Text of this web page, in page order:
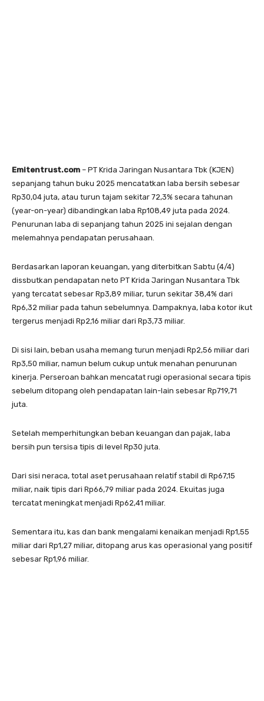
Emitentrust.com – PT Krida Jaringan Nusantara Tbk (KJEN)
sepanjang tahun buku 2025 mencatatkan laba bersih sebesar
Rp30,04 juta, atau turun tajam sekitar 72,3% secara tahunan
(year-on-year) dibandingkan laba Rp108,49 juta pada 2024.
Penurunan laba di sepanjang tahun 2025 ini sejalan dengan
melemahnya pendapatan perusahaan.
Berdasarkan laporan keuangan, yang diterbitkan Sabtu (4/4)
dissbutkan pendapatan neto PT Krida Jaringan Nusantara Tbk
yang tercatat sebesar Rp3,89 miliar, turun sekitar 38,4% dari
Rp6,32 miliar pada tahun sebelumnya. Dampaknya, laba kotor ikut
tergerus menjadi Rp2,16 miliar dari Rp3,73 miliar.
Di sisi lain, beban usaha memang turun menjadi Rp2,56 miliar dari
Rp3,50 miliar, namun belum cukup untuk menahan penurunan
kinerja. Perseroan bahkan mencatat rugi operasional secara tipis
sebelum ditopang oleh pendapatan lain-lain sebesar Rp719,71
juta.
Setelah memperhitungkan beban keuangan dan pajak, laba
bersih pun tersisa tipis di level Rp30 juta.
Dari sisi neraca, total aset perusahaan relatif stabil di Rp67,15
miliar, naik tipis dari Rp66,79 miliar pada 2024. Ekuitas juga
tercatat meningkat menjadi Rp62,41 miliar.
Sementara itu, kas dan bank mengalami kenaikan menjadi Rp1,55
miliar dari Rp1,27 miliar, ditopang arus kas operasional yang positif
sebesar Rp1,96 miliar.